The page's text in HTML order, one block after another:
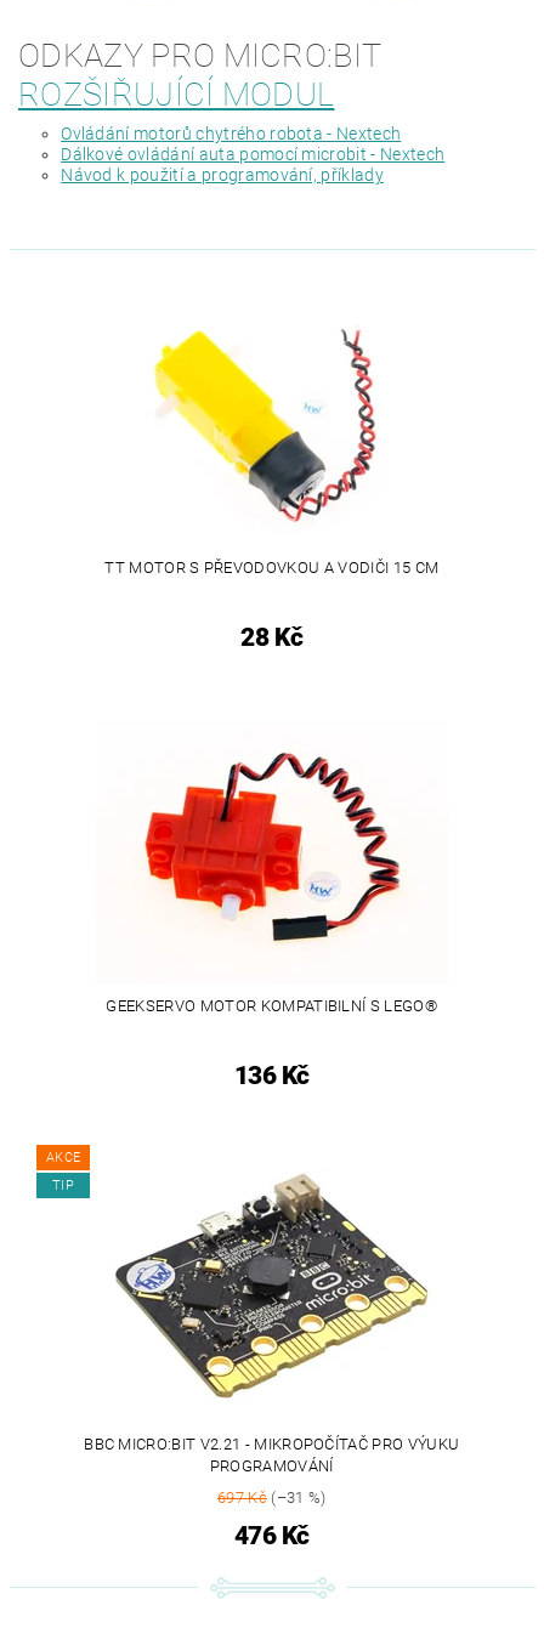
ODKAZY PRO MICRO:BIT
ROZŠIŘUJÍCÍ MODUL
Ovládání motorů chytrého robota - Nextech
Dálkové ovládání auta pomocí microbit - Nextech
Návod k použití a programování, příklady
TT MOTOR S PŘEVODOVKOU A VODIČI 15 CM
28 Kč
GEEKSERVO MOTOR KOMPATIBILNÍ S LEGO®
136 Kč
AKCE
TIP
BBC MICRO:BIT V2.21 - MIKROPOČÍTAČ PRO VÝUKU
PROGRAMOVÁNÍ
697 Kč(–31 %)
476 Kč